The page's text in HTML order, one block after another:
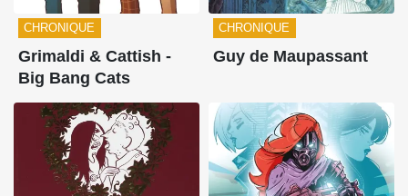
CHRONIQUE
Grimaldi & Cattish -
Big Bang Cats
CHRONIQUE
Guy de Maupassant